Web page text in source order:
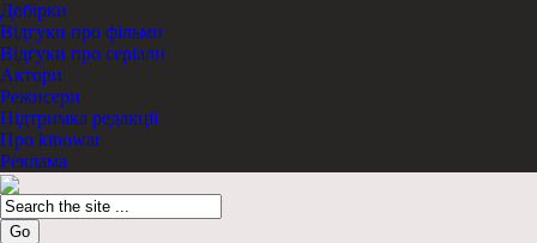
Добірки
Відгуки про фільми
Відгуки про серіали
Актори
Режисери
Підтримка редакції
Про kinowar
Реклама
Go